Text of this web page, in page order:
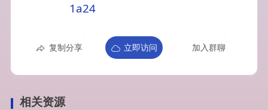
1a24
复制分享 立即访问 加入群聊
相关资源